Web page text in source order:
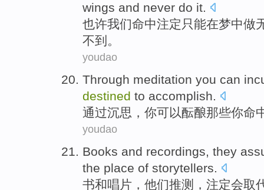
wings and never do it.
也许我们命中注定 只能在梦中做
不到。
youdao
Through meditation you can
destined to accomplish.
通过沉思 ， 你可以酝酿那些你命
youdao
Books and recordings, they
the place of storytellers.
书和唱片 ， 他们推测 ， 注定会取